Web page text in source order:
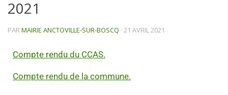
2021
PARMAIRIE ANCTOVILLE-SUR-BOSCQ · 21 AVRIL 2021
Compte rendu du CCAS.
Compte rendu de la commune.